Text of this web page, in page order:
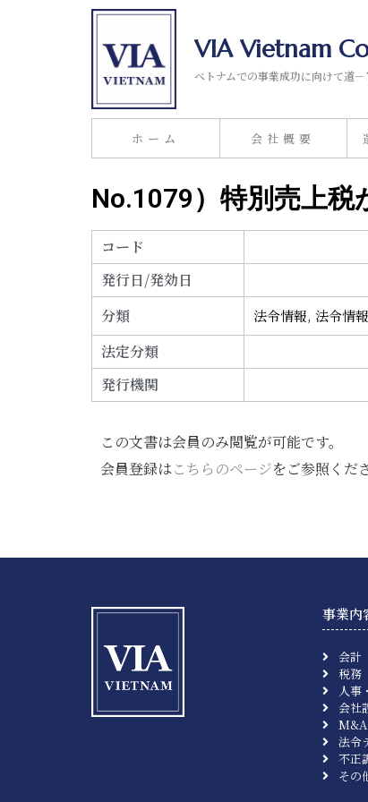
VIA Vietnam
ベトナムでの事業成功に向けて道
ホーム 会社概要
No.1079）特別売上
コード
発行日/発効日
分類
法令情報, 法令情
法定分類
発行機関
この文書は会員のみ閲覧が可能です。
会員登録はこちらのページをご参照くだ
事業内
会計
税務
人事
会社
M&A
法令
不正
その